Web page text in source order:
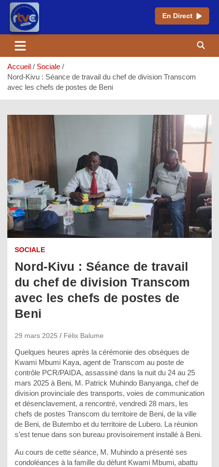
En Direct
contenu
Accueil
Sociale
Nord-Kivu : Séance de travail du chef de division Transcom
avec les chefs de postes de Beni
SOCIALE
Nord-Kivu : Séance de travail
du chef de division Transcom
avec les chefs de postes de
Beni
29 mars 2025 Félix Balume
Quelques heures après la cérémonie des obsèques de
Kwami Mbumi Kaya, agent de Transcom au poste de
contrôle PCR/PAIDA, assassiné dans la nuit du 24 au 25
mars 2025 à Beni, M. Patrick Muhindo Banyanga, chef de
division provinciale des transports, voies de communication
et désenclavement, a rencontré, vendredi 28 mars, les
chefs de postes Transcom du territoire de Beni, de la ville
de Beni, de Butembo et du territoire de Lubero. La réunion
s’est tenue dans son bureau provisoirement installé à Beni.
Au cours de cette séance, M. Muhindo a présenté ses
condoléances à la famille du défunt Kwami Mbumi, abattu